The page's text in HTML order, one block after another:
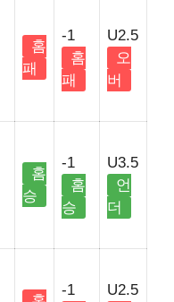
홈
패
-1
홈
패
U2.5
오
버
홈
승
-1
홈
승
U3.5
언
더
-1
U2.5